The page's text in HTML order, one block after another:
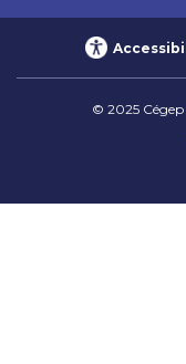
© 2025 Cégep